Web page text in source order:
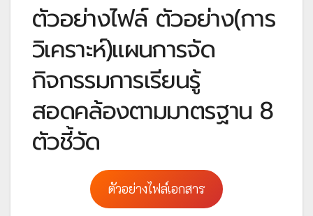
ตัวอย่างไฟล์ ตัวอย่าง(การ
วิเคราะห์)แผนการจัด
กิจกรรมการเรียนรู้
สอดคล้องตามมาตรฐาน 8
ตัวชี้วัด
ตัวอย่างไฟล์เอกสาร